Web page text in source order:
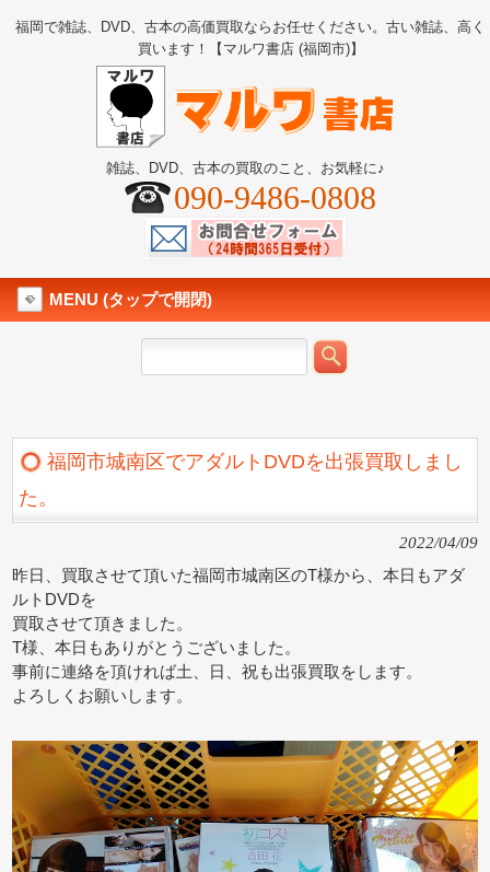
福岡で雑誌、DVD、古本の高価買取ならお任せください。古い雑誌、高く
買います！【マルワ書店 (福岡市)】
雑誌、DVD、古本の買取のこと、お気軽に♪
090-9486-0808
MENU (タップで開閉)
福岡市城南区でアダルトDVDを出張買取しまし
た。
2022/04/09
昨日、買取させて頂いた福岡市城南区のT様から、本日もアダ
ルトDVDを
買取させて頂きました。
T様、本日もありがとうございました。
事前に連絡を頂ければ土、日、祝も出張買取をします。
よろしくお願いします。